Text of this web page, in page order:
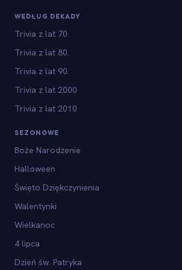
WEDŁUG DEKADY
Trivia z lat 70.
Trivia z lat 80.
Trivia z lat 90.
Trivia z lat 2000
Trivia z lat 2010
SEZONOWE
Boże Narodzenie
Halloween
Święto Dziękczynienia
Walentynki
Wielkanoc
4 lipca
Dzień św. Patryka